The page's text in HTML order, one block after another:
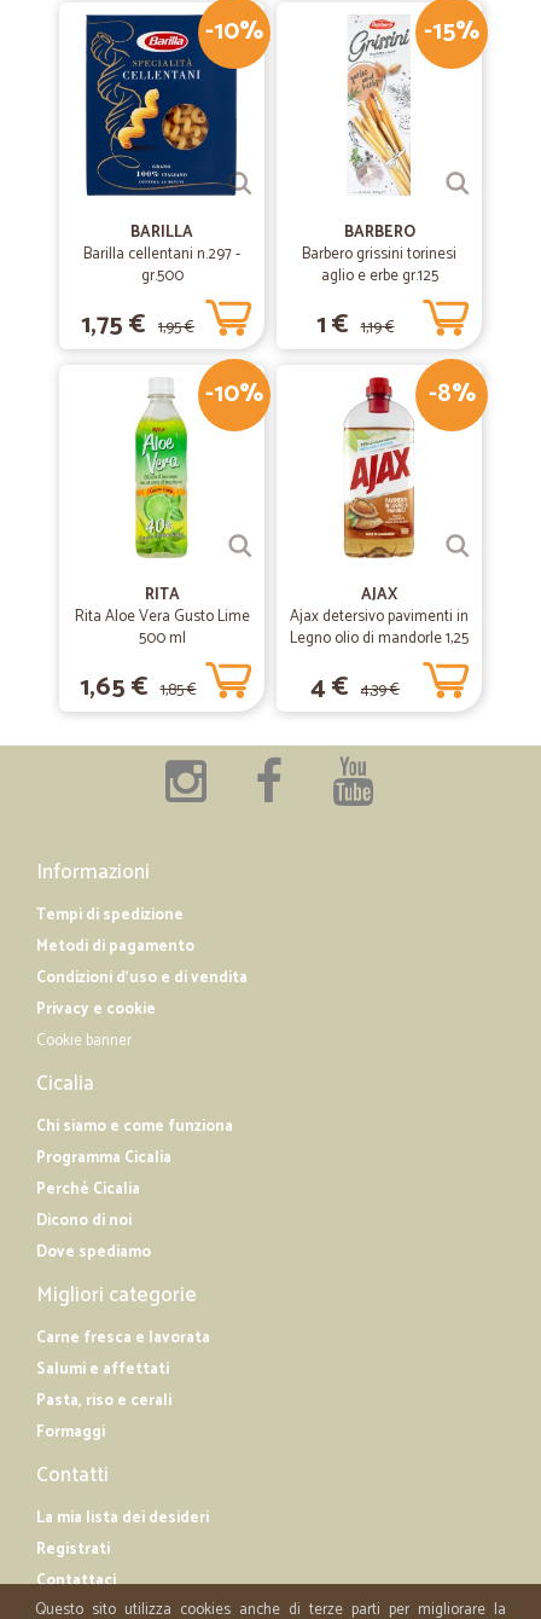
-10%
BARILLA
Barilla cellentani n.297 -
gr.500
1,75 € 1,95 €
-15%
BARBERO
Barbero grissini torinesi
aglio e erbe gr.125
1 € 1,19 €
-10%
RITA
Rita Aloe Vera Gusto Lime
500 ml
1,65 € 1,85 €
-8%
AJAX
Ajax detersivo pavimenti in
Legno olio di mandorle 1,25
4 € 4,39 €
Informazioni
Tempi di spedizione
Metodi di pagamento
Condizioni d'uso e di vendita
Privacy e cookie
Cookie banner
Cicalia
Chi siamo e come funziona
Programma Cicalia
Perché Cicalia
Dicono di noi
Dove spediamo
Migliori categorie
Carne fresca e lavorata
Salumi e affettati
Pasta, riso e cerali
Formaggi
Contatti
La mia lista dei desideri
Registrati
Contattaci
Questo sito utilizza cookies anche di terze parti per migliorare la